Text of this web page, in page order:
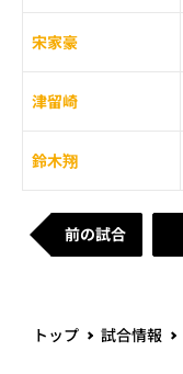
宋家豪
津留崎
鈴木翔
前の試合
トップ 試合情報